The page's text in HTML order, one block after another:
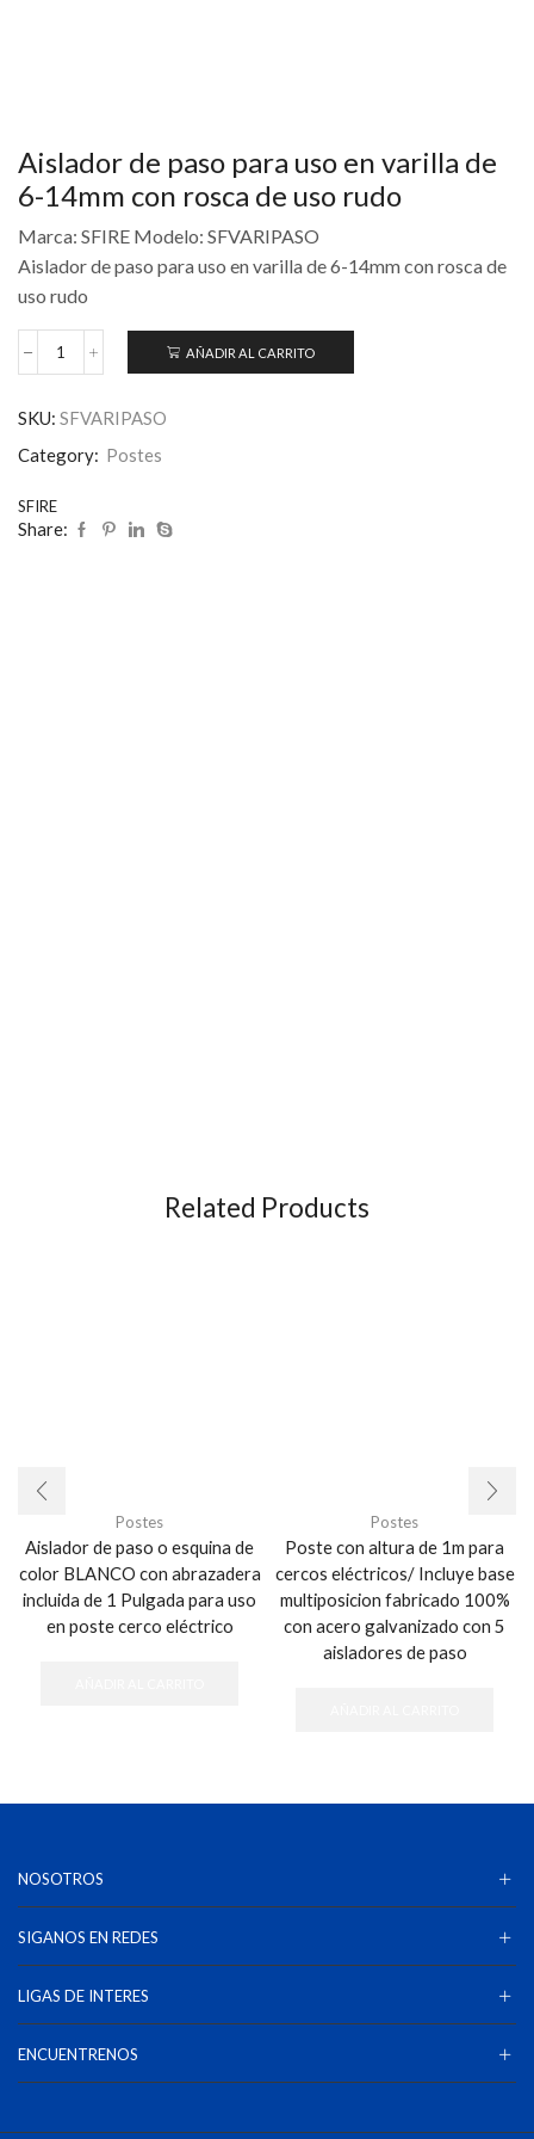
Aislador de paso para uso en varilla de
6-14mm con rosca de uso rudo
Marca: SFIRE Modelo: SFVARIPASO
Aislador de paso para uso en varilla de 6-14mm con rosca de
uso rudo
AÑADIR AL CARRITO
SKU: SFVARIPASO
Category: Postes
SFIRE
Share:
Related Products
Postes
Aislador de paso o esquina de
color BLANCO con abrazadera
incluida de 1 Pulgada para uso
en poste cerco eléctrico
Postes
Poste con altura de 1m para
cercos eléctricos/ Incluye base
multiposicion fabricado 100%
con acero galvanizado con 5
aisladores de paso
NOSOTROS
SIGANOS EN REDES
LIGAS DE INTERES
ENCUENTRENOS